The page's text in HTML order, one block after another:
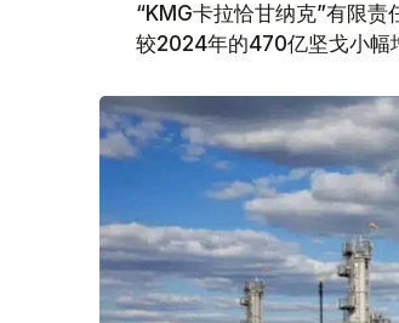
“KMG卡拉恰甘纳克”有限
较2024年的470亿坚戈小幅